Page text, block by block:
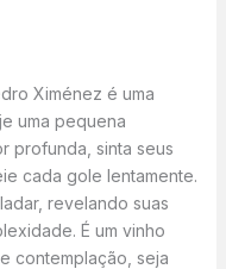
Ximénez é uma
uma pequena
profunda, sinta seus
cada gole lentamente.
revelando suas
É um vinho
contemplação, seja